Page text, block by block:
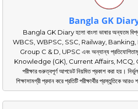
Bangla GK
Bangla GK Diary হলো বাংলা ভাষার অন্যতম
WBCS, WBPSC, SSC, Railway, Banking,
Group C & D, UPSC এবং অন্যান্য
Knowledge (GK), Current Affairs, MCQ,
পরীক্ষার গুরুত্বপূর্ণ আপডেট নিয়মিত প্রকাশ করা হয়।
শিক্ষাসামগ্রী প্রদান করে প্রতিটি পরীক্ষার্থীর প্রস্তুতিকে